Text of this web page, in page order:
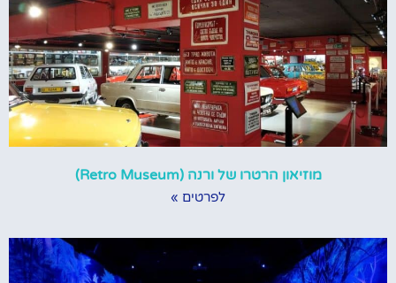
מוזיאון הרטרו של ורנה (Retro Museum)
לפרטים »